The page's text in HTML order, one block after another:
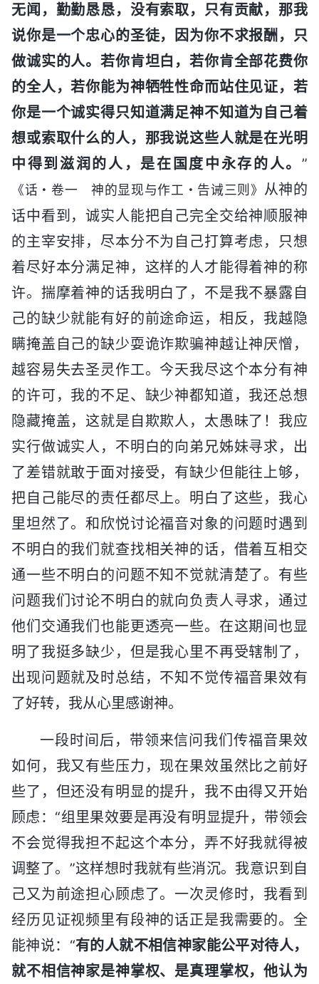
无闻，勤勤恳恳，没有索取，只有贡献，那我
说你是一个忠心的圣徒，因为你不求报酬，只
做诚实的人。若你肯坦白，若你肯全部花费你
的全人，若你能为神牺牲性命而站住见证，若
你是一个诚实得只知道满足神不知道为自己着
想或索取什么的人，那我说这些人就是在光明
中得到滋润的人，是在国度中永存的人。 ”
《话・卷一 神的显现与作工・告诫三则》 从神的
话中看到，诚实人能把自己完全交给神顺服神
的主宰安排，尽本分不为自己打算考虑，只想
着尽好本分满足神，这样的人才能得着神的称
许。揣摩着神的话我明白了，不是我不暴露自
己的缺少就能有好的前途命运，相反，我越隐
瞒掩盖自己的缺少耍诡诈欺骗神越让神厌憎，
越容易失去圣灵作工。今天我尽这个本分有神
的许可，我的不足、缺少神都知道，我还总想
隐藏掩盖，这就是自欺欺人，太愚昧了！我应
实行做诚实人，不明白的向弟兄姊妹寻求，出
了差错就敢于面对接受，有缺少但能往上够，
把自己能尽的责任都尽上。明白了这些，我心
里坦然了。和欣悦讨论福音对象的问题时遇到
不明白的我们就查找相关神的话，借着互相交
通一些不明白的问题不知不觉就清楚了。有些
问题我们讨论不明白的就向负责人寻求，通过
他们交通我们也能更透亮一些。在这期间也显
明了我挺多缺少，但是我心里不再受辖制了，
出现问题就及时总结，不知不觉传福音果效有
了好转，我从心里感谢神。
一段时间后，带领来信问我们传福音果效
如何，我又有些压力，现在果效虽然比之前好
些了，但还没有明显的提升，我不由得又开始
顾虑：“组里果效要是再没有明显提升，带领会
不会觉得我担不起这个本分，弄不好我就得被
调整了。”这样想时我就有些消沉。我意识到自
己又为前途担心顾虑了。一次灵修时，我看到
经历见证视频里有段神的话正是我需要的。全
能神说：“有的人就不相信神家能公平对待人，
就不相信神家是神掌权、是真理掌权，他认为